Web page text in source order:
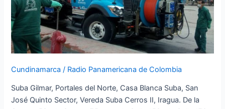
Cundinamarca / Radio Panamericana de Colombia
Suba Gilmar, Portales del Norte, Casa Blanca Suba, San
José Quinto Sector, Vereda Suba Cerros II, Iragua. De la
2
de
Diciembre